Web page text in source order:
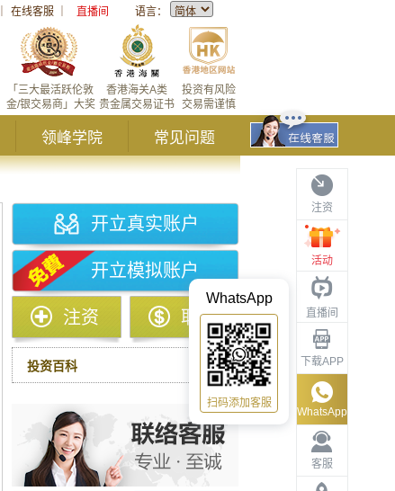
在线客服 直播间 语言：
投资有风险
交易需谨慎
香港海关A类
贵金属交易证书
「三大最活跃伦敦
金/银交易商」大奖
领峰学院 常见问题
注资
活动
直播间
下载APP
客服
WhatsApp
WhatsApp
扫码添加客服
开立真实账户
开立模拟账户
注资 取款
投资百科